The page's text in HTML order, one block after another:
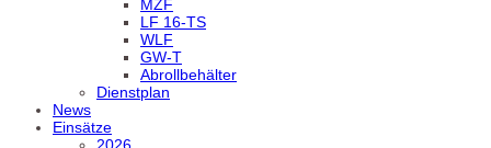
MZF
LF 16-TS
WLF
GW-T
Abrollbehälter
Dienstplan
News
Einsätze
2026